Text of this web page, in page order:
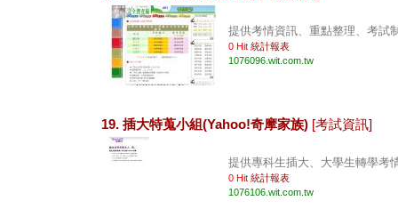
提供考情資訊、重點整理、考試
0 Hit 統計報表
1076096.wit.com.tw
19. 插大特蒐小組(Yahoo!奇摩家族) [考試資訊]
提供專科生插大、大學生轉學考
0 Hit 統計報表
1076106.wit.com.tw